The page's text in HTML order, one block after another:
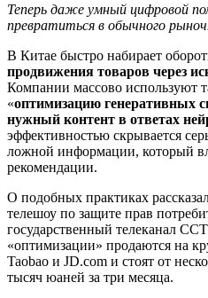
Теперь даже умный цифровой
превратиться в обычного
В Китае быстро набирает
продвижения товаров через
Компании массово используют
«оптимизацию генеративных
нужный контент в ответах
эффективностью скрывается
ложной информации, который
рекомендации.
О подобных практиках
телешоу по защите прав
государственный телеканал
«оптимизации» продаются на
Taobao и JD.com и стоят от
тысяч юаней за три месяца.